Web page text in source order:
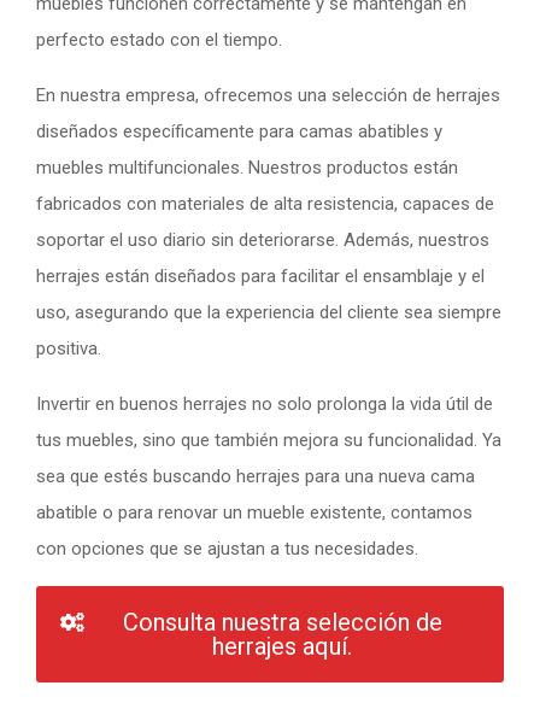
perfecto estado con el tiempo.
En nuestra empresa, ofrecemos una selección de herrajes
diseñados específicamente para camas abatibles y
muebles multifuncionales. Nuestros productos están
fabricados con materiales de alta resistencia, capaces de
soportar el uso diario sin deteriorarse. Además, nuestros
herrajes están diseñados para facilitar el ensamblaje y el
uso, asegurando que la experiencia del cliente sea siempre
positiva.
Invertir en buenos herrajes no solo prolonga la vida útil de
tus muebles, sino que también mejora su funcionalidad. Ya
sea que estés buscando herrajes para una nueva cama
abatible o para renovar un mueble existente, contamos
con opciones que se ajustan a tus necesidades.
Consulta nuestra selección de
herrajes aquí.